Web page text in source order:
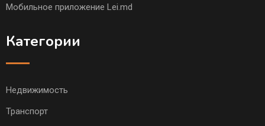
Мобильное приложение Lei.md
Категории
Недвижимость
Транспорт